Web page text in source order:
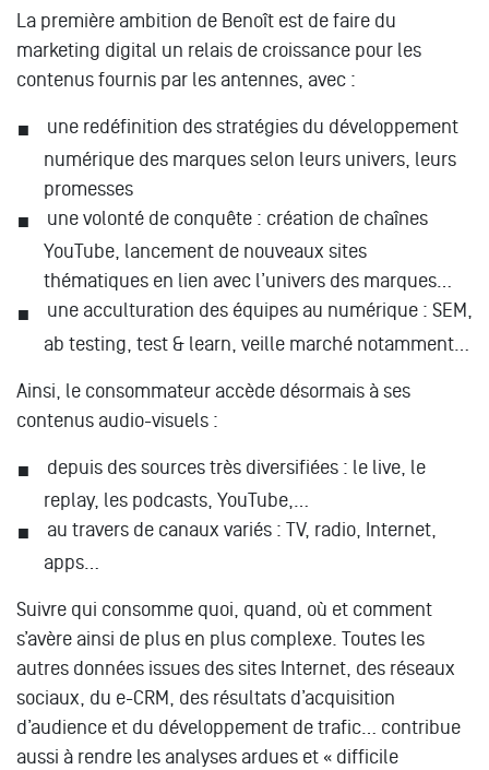
La première ambition de Benoît est de faire du
marketing digital un relais de croissance pour les
contenus fournis par les antennes, avec :
une redéfinition des stratégies du développement
numérique des marques selon leurs univers, leurs
promesses
une volonté de conquête : création de chaînes
YouTube, lancement de nouveaux sites
thématiques en lien avec l’univers des marques…
une acculturation des équipes au numérique : SEM,
ab testing, test & learn, veille marché notamment…
Ainsi, le consommateur accède désormais à ses
contenus audio-visuels :
depuis des sources très diversifiées : le live, le
replay, les podcasts, YouTube,…
au travers de canaux variés : TV, radio, Internet,
apps…
Suivre qui consomme quoi, quand, où et comment
s’avère ainsi de plus en plus complexe. Toutes les
autres données issues des sites Internet, des réseaux
sociaux, du e-CRM, des résultats d’acquisition
d’audience et du développement de trafic… contribue
aussi à rendre les analyses ardues et « difficile